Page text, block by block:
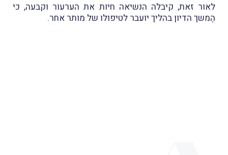
לאור זאת, קיבלה הנשיאה חיות את הערעור וקבעה, כי
הֶמשך הדיון בהליך יועבר לטיפולו של מותר אחר.